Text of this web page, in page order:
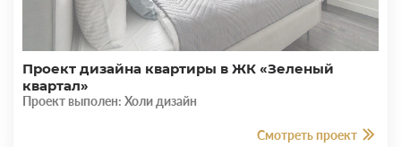
Проект дизайна квартиры в ЖК «Зеленый
квартал»
Проект выполен: Холи дизайн
Смотреть проект